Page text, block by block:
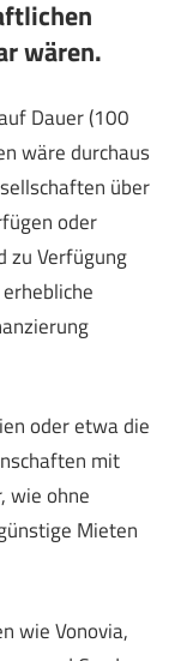
wären.
Dauer (100
wäre durchaus
über
oder
zu Verfügung
oder etwa die
mit
wie ohne
Mieten
wie Vonovia,